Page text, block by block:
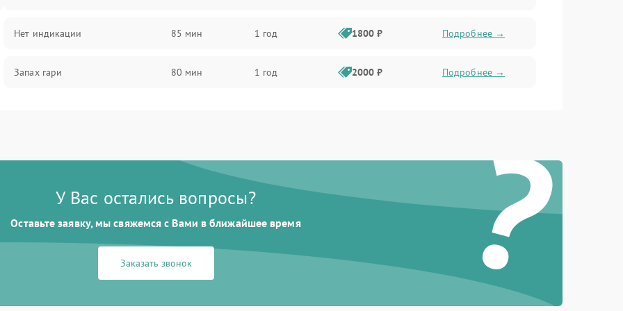
Нет индикации 85 мин 1 год 1800 ₽ Подробнее →
Запах гари 80 мин 1 год 2000 ₽ Подробнее →
?
У Вас остались вопросы?
Оставьте заявку, мы свяжемся с Вами в ближайшее время
Заказать звонок